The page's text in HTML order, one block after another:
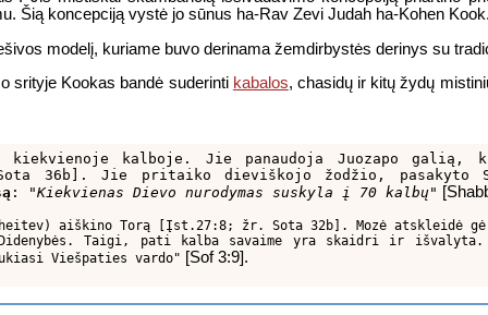
Šią koncepciją vystė jo sūnus ha-Rav Zevi Judah ha-Kohen
modelį, kuriame buvo derinama žemdirbystės derinys su
srityje Kookas bandė suderinti kabalos, chasidų ir kitų žydų
kiekvienoje kalboje. Jie panaudoja Juozapo
36b]. Jie pritaiko dieviškojo žodžio, pasakyto
: "Kiekvienas Dievo nurodymas suskyla į 70 kalbų "
aiškino Torą [Įst.27:8; žr. Sota 32b]. Mozė atskleidė
Taigi, pati kalba savaime yra skaidri ir išvalyta.
Viešpaties vardo" [Sof 3:9].